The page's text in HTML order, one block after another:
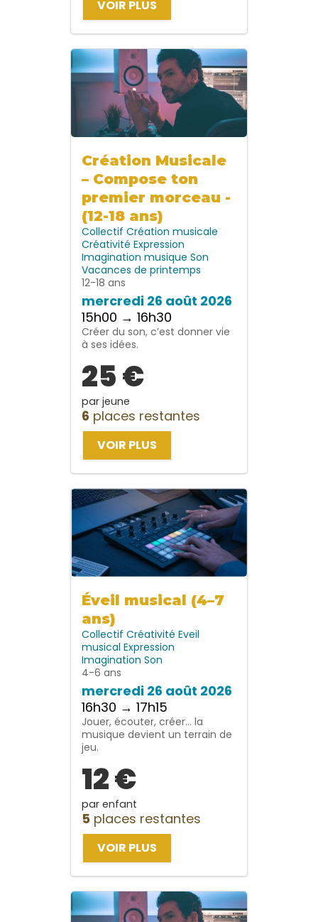
VOIR PLUS
Création Musicale
– Compose ton
premier morceau -
(12-18 ans)
Collectif Création musicale
Créativité Expression
Imagination musique Son
Vacances de printemps
12-18 ans
mercredi 26 août 2026
15h00 → 16h30
Créer du son, c’est donner vie
à ses idées.
25 €
par jeune
6 places restantes
VOIR PLUS
Éveil musical (4–7
ans)
Collectif Créativité Eveil
musical Expression
Imagination Son
4-6 ans
mercredi 26 août 2026
16h30 → 17h15
Jouer, écouter, créer… la
musique devient un terrain de
jeu.
12 €
par enfant
5 places restantes
VOIR PLUS